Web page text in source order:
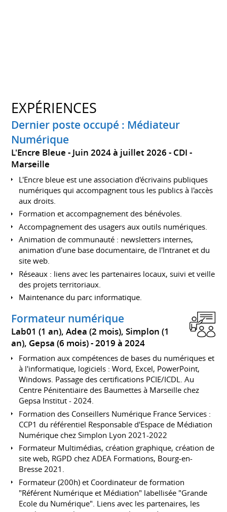
EXPÉRIENCES
Dernier poste occupé : Médiateur
Numérique
L'Encre Bleue Juin 2024 à juillet 2026 CDI
Marseille
L'Encre bleue est une association d'écrivains publiques
numériques qui accompagnent tous les publics à l'accès
aux droits.
Formation et accompagnement des bénévoles.
Accompagnement des usagers aux outils numériques.
Animation de communauté : newsletters internes,
animation d'une base documentaire, de l'Intranet et du
site web.
Réseaux : liens avec les partenaires locaux, suivi et veille
des projets territoriaux.
Maintenance du parc informatique.
Formateur numérique
Lab01 (1 an), Adea (2 mois), Simplon (1
an), Gepsa (6 mois)
2019 à 2024
Formation aux compétences de bases du numériques et
à l'informatique, logiciels : Word, Excel, PowerPoint,
Windows. Passage des certifications PCIE/ICDL. Au
Centre Pénitentiaire des Baumettes à Marseille chez
Gepsa Institut - 2024.
Formation des Conseillers Numérique France Services :
CCP1 du référentiel Responsable d'Espace de Médiation
Numérique chez Simplon Lyon 2021-2022
Formateur Multimédias, création graphique, création de
site web, RGPD chez ADEA Formations, Bourg-en-
Bresse 2021.
Formateur (200h) et Coordinateur de formation
"Référent Numérique et Médiation" labellisée "Grande
Ecole du Numérique". Liens avec les partenaires, les